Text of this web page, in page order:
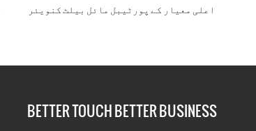
اعلی معیار کے پورٹیبل مائل بیلٹ کنویئر
BETTER TOUCH BETTER BUSINESS